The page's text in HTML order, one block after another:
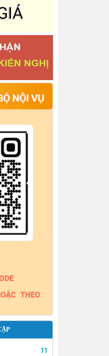
trực nghỉ tết
thứ bảy, chủ
và công khai
hiện cơ chế tự
số
hiện trợ giúp
động Công ty
sách giám định
theo vụ việc,
nghề công
11